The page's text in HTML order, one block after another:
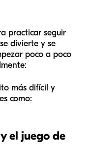
practicar seguir
divierte y se
poco a poco
más difícil y
como:
el juego de